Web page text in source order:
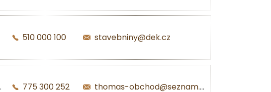
510 000 100 stavebniny@dek.cz
775 300 252 thomas-obchod@seznam.cz